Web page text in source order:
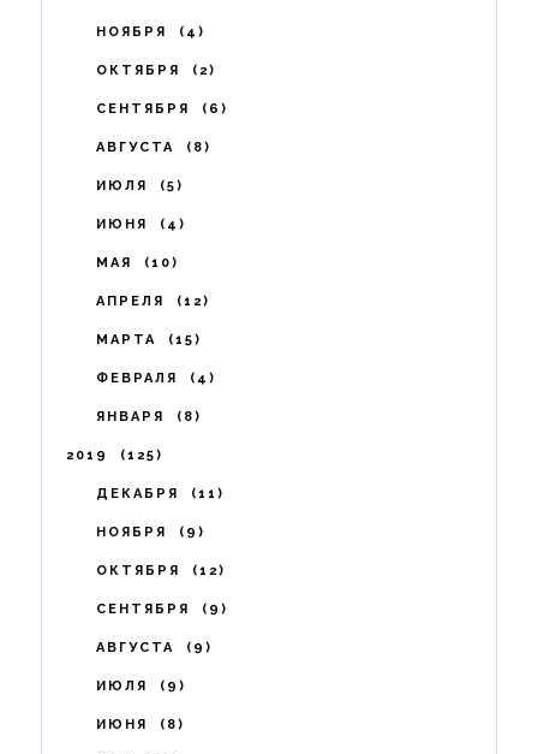
НОЯБРЯ 4
ОКТЯБРЯ 2
СЕНТЯБРЯ 6
АВГУСТА 8
ИЮЛЯ 5
ИЮНЯ 4
МАЯ 10
АПРЕЛЯ 12
МАРТА 15
ФЕВРАЛЯ 4
ЯНВАРЯ 8
2019 125
ДЕКАБРЯ 11
НОЯБРЯ 9
ОКТЯБРЯ 12
СЕНТЯБРЯ 9
АВГУСТА 9
ИЮЛЯ 9
ИЮНЯ 8